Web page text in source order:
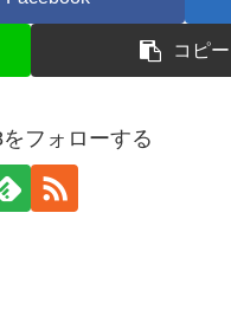
コピー
フォローする